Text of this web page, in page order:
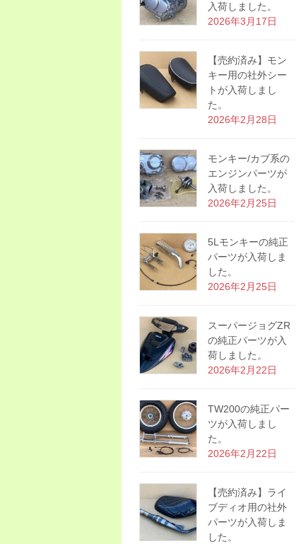
入荷しました。
2026年3月17日
【売約済み】モン
キー用の社外シー
トが入荷しまし
た。
2026年2月28日
モンキー/カブ系の
エンジンパーツが
入荷しました。
2026年2月25日
5Lモンキーの純正
パーツが入荷しま
した。
2026年2月25日
スーパージョグZR
の純正パーツが入
荷しました。
2026年2月22日
TW200の純正パー
ツが入荷しまし
た。
2026年2月22日
【売約済み】ライ
ブディオ用の社外
パーツが入荷しま
した。